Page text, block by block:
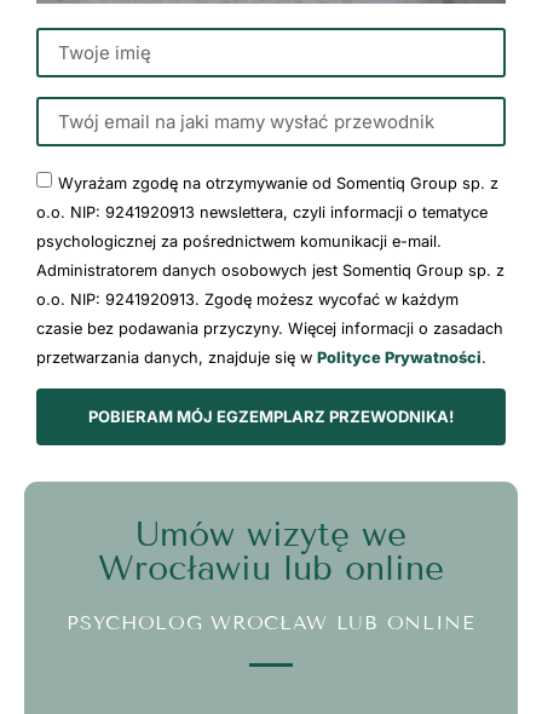
Wyrażam zgodę na otrzymywanie od Somentiq Group sp. z
o.o. NIP: 9241920913 newslettera, czyli informacji o tematyce
psychologicznej za pośrednictwem komunikacji e-mail.
Administratorem danych osobowych jest Somentiq Group sp. z
o.o. NIP: 9241920913. Zgodę możesz wycofać w każdym
czasie bez podawania przyczyny. Więcej informacji o zasadach
przetwarzania danych, znajduje się w Polityce Prywatności.
POBIERAM MÓJ EGZEMPLARZ PRZEWODNIKA!
Umów wizytę we
Wrocławiu lub online
PSYCHOLOG WROCŁAW LUB ONLINE